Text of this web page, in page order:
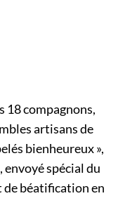
18 compagnons,
artisans de
bienheureux »,
envoyé spécial du
de béatification en